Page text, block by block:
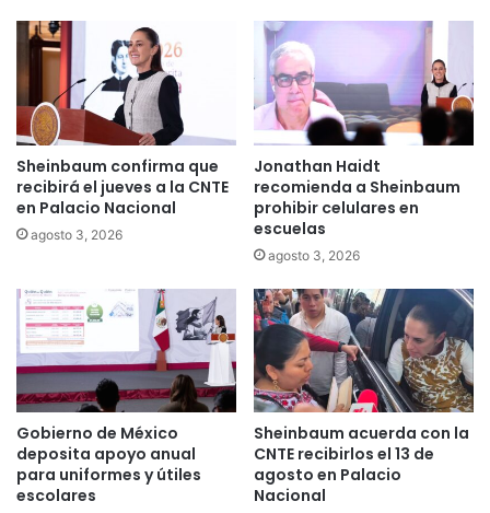
Sheinbaum confirma que
recibirá el jueves a la CNTE
en Palacio Nacional
agosto 3, 2026
Jonathan Haidt
recomienda a Sheinbaum
prohibir celulares en
escuelas
agosto 3, 2026
Gobierno de México
deposita apoyo anual
para uniformes y útiles
escolares
Sheinbaum acuerda con la
CNTE recibirlos el 13 de
agosto en Palacio
Nacional